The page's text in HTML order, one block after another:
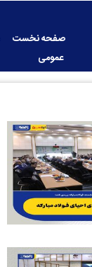
صفحه نخست
عمومی